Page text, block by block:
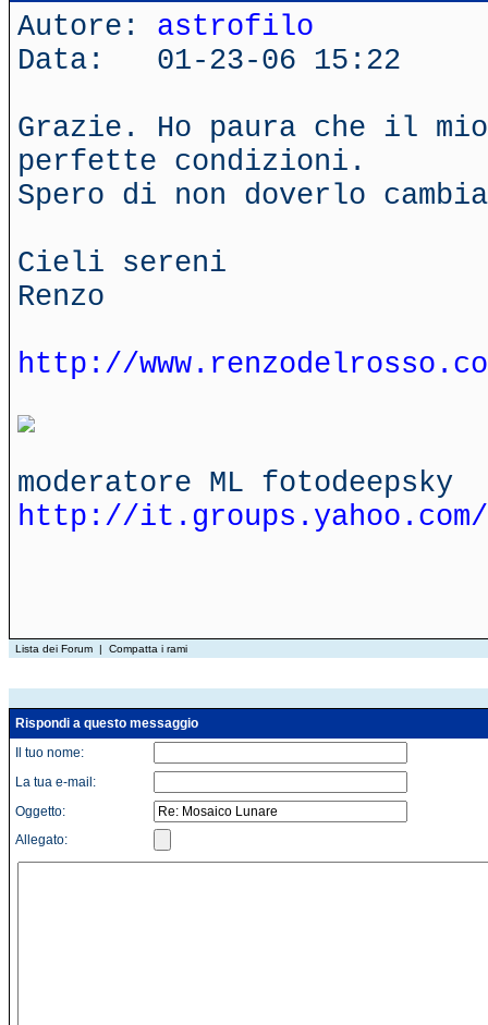
Autore: astrofilo
Data: 01-23-06 15:22
Grazie. Ho paura che il
perfette condizioni.
Spero di non doverlo
Cieli sereni
Renzo
http://
moderatore ML fotodeepsky
http://it.groups.yahoo.com/
Lista dei Forum | Compatta i rami
Rispondi a questo messaggio
Il tuo nome:
La tua e-mail:
Oggetto:
Allegato: